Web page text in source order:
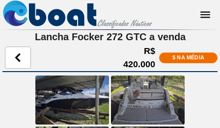
Lancha Focker 272 GTC a venda
R$
420.000
$ NA MÉDIA